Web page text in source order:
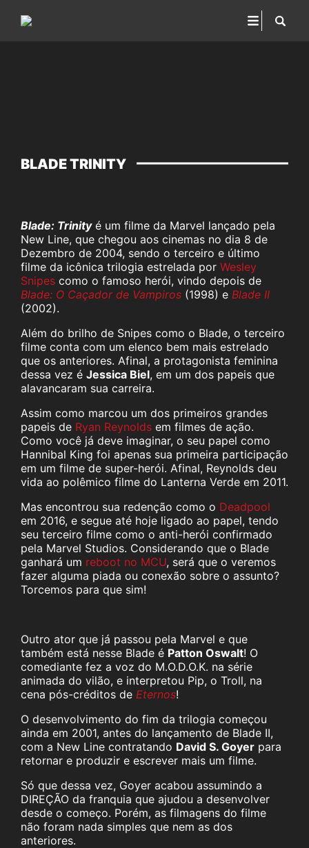
BLADE TRINITY
Blade: Trinityé um filme da Marvel lançado pela
New Line, que chegou aos cinemas no dia 8 de
Dezembro de 2004, sendo o terceiro e último
filme da icônica trilogia estrelada por Wesley
Snipes como o famoso herói, vindo depois de
Blade: O Caçador de Vampiros (1998) e Blade II
(2002).
Além do brilho de Snipes como o Blade, o terceiro
filme conta com um elenco bem mais estrelado
que os anteriores. Afinal, a protagonista feminina
dessa vez é Jessica Biel, em um dos papeis que
alavancaram sua carreira.
Assim como marcou um dos primeiros grandes
papeis de Ryan Reynolds em filmes de ação.
Como você já deve imaginar, o seu papel como
Hannibal King foi apenas sua primeira participação
em um filme de super-herói. Afinal, Reynolds deu
vida ao polêmico filme do Lanterna Verde em 2011.
Mas encontrou sua redenção como o Deadpool
em 2016, e segue até hoje ligado ao papel, tendo
seu terceiro filme como o anti-herói confirmado
pela Marvel Studios. Considerando que o Blade
ganhará um reboot no MCU, será que o veremos
fazer alguma piada ou conexão sobre o assunto?
Torcemos para que sim!
Outro ator que já passou pela Marvel e que
também está nesse Blade é Patton Oswalt! O
comediante fez a voz do M.O.D.O.K. na série
animada do vilão, e interpretou Pip, o Troll, na
cena pós-créditos de Eternos!
O desenvolvimento do fim da trilogia começou
ainda em 2001, antes do lançamento de Blade II,
com a New Line contratando David S. Goyer para
retornar e produzir e escrever mais um filme.
Só que dessa vez, Goyer acabou assumindo a
DIREÇÃO da franquia que ajudou a desenvolver
desde o começo. Porém, as filmagens do filme
não foram nada simples que nem as dos
anteriores.